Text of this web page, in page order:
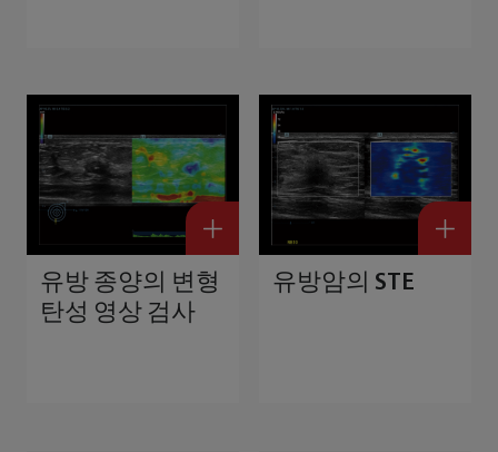
유방 종양의 변형
탄성 영상 검사
유방암의 STE